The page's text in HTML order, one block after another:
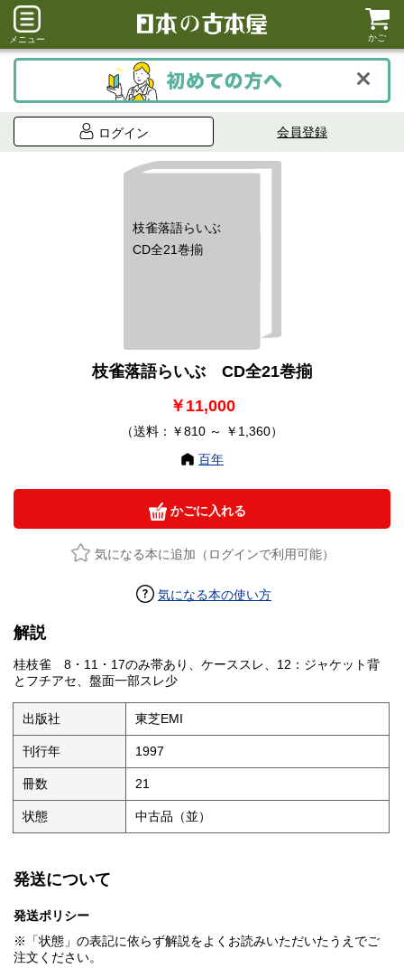
メニュー かご
ログイン 会員登録
枝雀落語らいぶ
CD全21巻揃
枝雀落語らいぶ CD全21巻揃
￥11,000
（送料：￥810 ～ ￥1,360）
百年
かごに入れる
気になる本に追加（ログインで利用可能）
気になる本の使い方
解説
桂枝雀 8・11・17のみ帯あり、ケーススレ、12：ジャケット背
とフチアセ、盤面一部スレ少
出版社 東芝EMI
刊行年 1997
冊数 21
状態 中古品（並）
発送について
発送ポリシー
※「状態」の表記に依らず解説をよくお読みいただいたうえでご
注文ください。